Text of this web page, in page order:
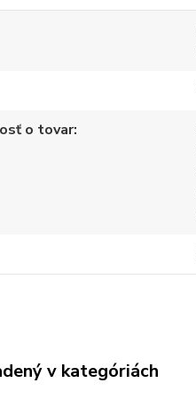
o tovar
v kategóriách